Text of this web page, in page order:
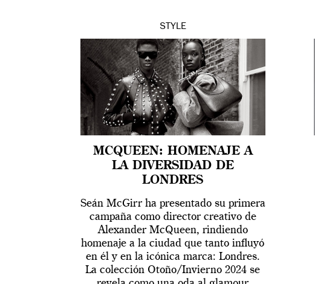
STYLE
MCQUEEN: HOMENAJE A
LA DIVERSIDAD DE
LONDRES
Seán McGirr ha presentado su primera
campaña como director creativo de
Alexander McQueen, rindiendo
homenaje a la ciudad que tanto influyó
en él y en la icónica marca: Londres.
La colección Otoño/Invierno 2024 se